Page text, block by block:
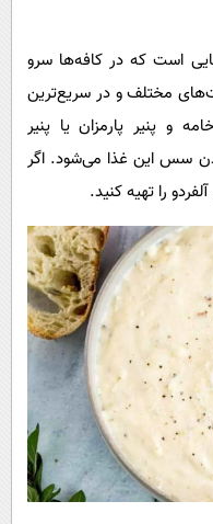
است که در کافه‌ها سرو
مختلف و در سریع‌ترین
و پنیر پارمزان یا پنیر
سس این غذا می‌شود. اگر
را تهیه کنید.